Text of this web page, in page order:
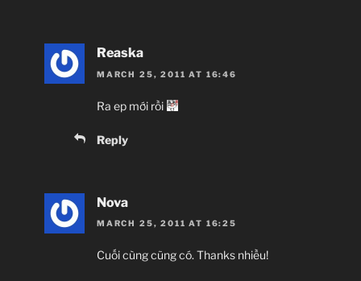
Reaska
MARCH 25, 2011 AT 16:46
Ra ep mới rồi
Reply
Nova
MARCH 25, 2011 AT 16:25
Cuối cùng cũng có. Thanks nhiều!